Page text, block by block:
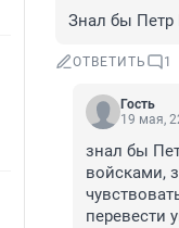
Знал бы Петр
ОТВЕТИТЬ 1
Гость
19 мая,
знал бы
войсками,
перевести